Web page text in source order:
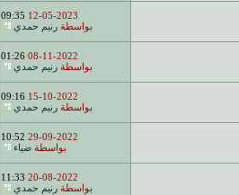
12-05-2023
09:35
بواسطة رنيم حمدي
08-11-2022
01:26
بواسطة رنيم حمدي
15-10-2022
09:16
بواسطة رنيم حمدي
29-09-2022
10:52
بواسطة ضياء
20-08-2022
11:33
بواسطة رنيم حمدي